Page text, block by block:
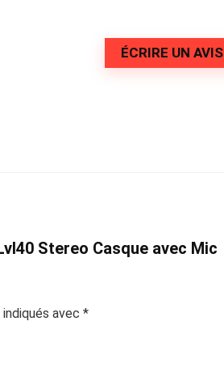
ÉCRIRE UN AVIS
Stereo Casque avec Mic
avec *